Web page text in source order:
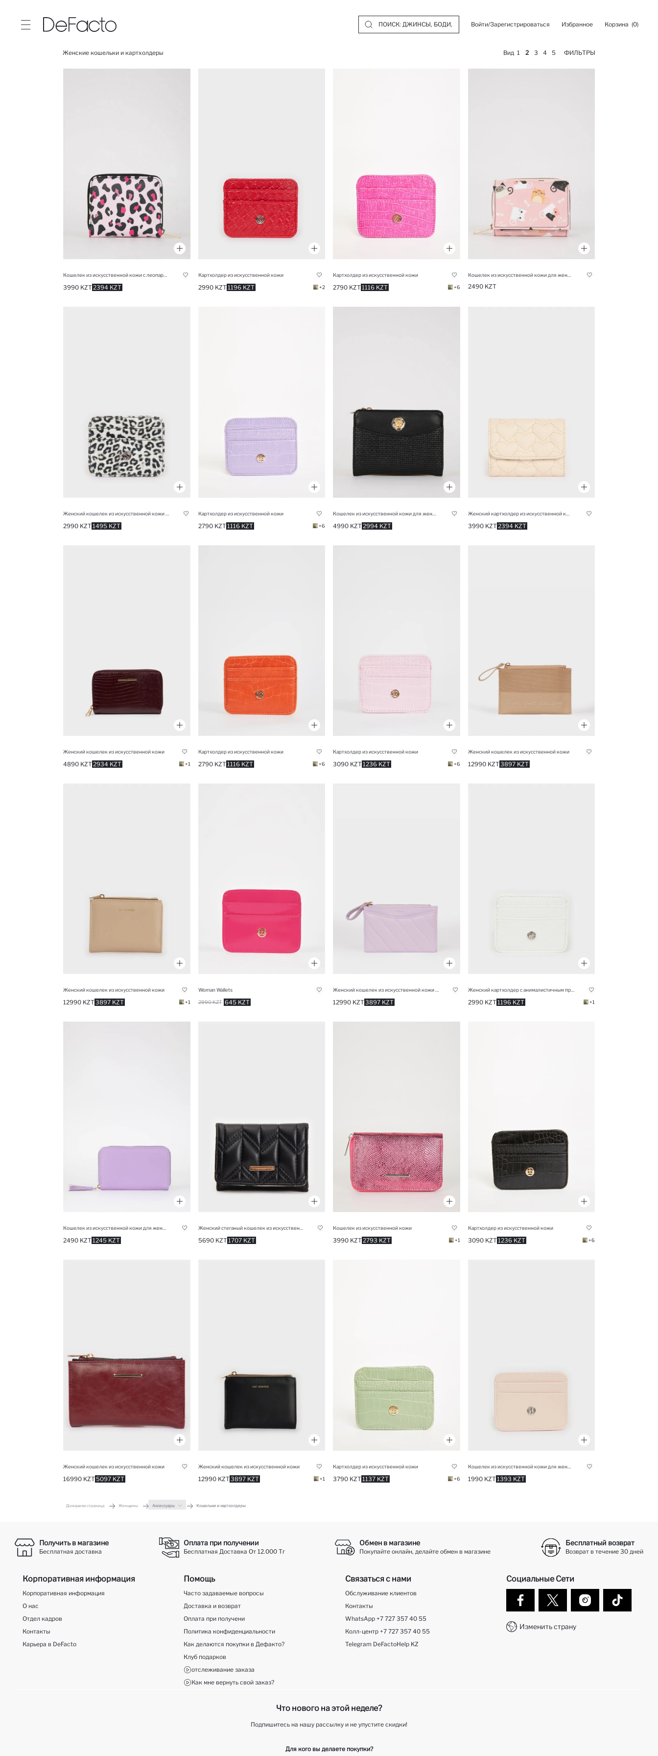
Войти/Зарегистрироваться Избранное Корзина (0)
Женские кошельки и картхолдеры Вид 1 2 3 4 5 ФИЛЬТРЫ
2394 KZT
3990 KZT
Картхолдер из искусственной кожи
1196 KZT
2990 KZT +2
Картхолдер из искусственной кожи
1116 KZT
2790 KZT +6
Кошелек из искусственной кожи для женщин
2490 KZT
1495 KZT
2990 KZT
Картхолдер из искусственной кожи
1116 KZT
2790 KZT +6 2994 KZT
4990 KZT 2394 KZT
3990 KZT
Женский кошелек из искусственной кожи
2934 KZT
4890 KZT +1
Картхолдер из искусственной кожи
1116 KZT
2790 KZT +6
Картхолдер из искусственной кожи
1236 KZT
3090 KZT +6
Женский кошелек из искусственной кожи
3897 KZT
12990 KZT
Женский кошелек из искусственной кожи
3897 KZT
12990 KZT +1
Woman Wallets
645 KZT
2990 KZT 3897 KZT
12990 KZT
Женский картхолдер с анималистичным принтом из искусственной кожи
1196 KZT
2990 KZT +1
1245 KZT
2490 KZT
Женский стеганый кошелек из искусственной кожи
1707 KZT
5690 KZT
Кошелек из искусственной кожи
2793 KZT
3990 KZT +1
Картхолдер из искусственной кожи
1236 KZT
3090 KZT +6
Женский кошелек из искусственной кожи
5097 KZT
16990 KZT
Женский кошелек из искусственной кожи
3897 KZT
12990 KZT +1
Картхолдер из искусственной кожи
1137 KZT
3790 KZT +6
Кошелек из искусственной кожи для женщин
1393 KZT
1990 KZT
Домашняя страница Женщины Аксессуары Кошельки и картхолдеры
Получить в магазине
Бесплатная доставка
Оплата при получении
Бесплатная Доставка От 12.000 Тг
Обмен в магазине
Покупайте онлайн, делайте обмен в магазине
Бесплатный возврат
Возврат в течение 30 дней
Корпоративная информация
Корпоративная информация
О нас
Отдел кадров
Контакты
Карьера в DeFacto
Помощь
Часто задаваемые вопросы
Доставка и возврат
Оплата при получени
Политика конфиденциальности
Как делаются покупки в Дефакто?
Клуб подарков
отслеживание заказа
Как мне вернуть свой заказ?
Связаться с нами
Обслуживание клиентов
Контакты
WhatsApp +7 727 357 40 55
Колл-центр +7 727 357 40 55
Telegram DeFactoHelp KZ
Социальные Сети
Изменить страну
Что нового на этой неделе?
Подпишитесь на нашу рассылку и не упустите скидки!
Для кого вы делаете покупки?